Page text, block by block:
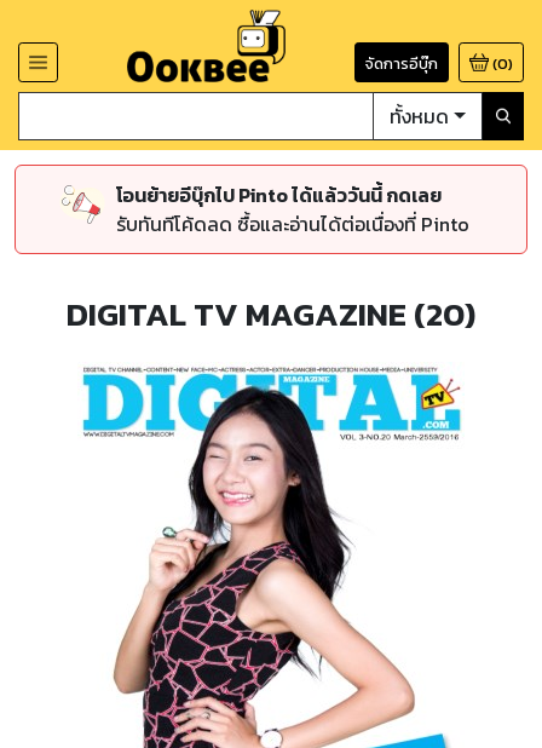
จัดการอีบุ๊ก (0)
ทั้งหมด
โอนย้ายอีบุ๊กไป Pinto ได้แล้ววันนี้ กดเลย
รับทันทีโค้ดลด ซื้อและอ่านได้ต่อเนื่องที่ Pinto
DIGITAL TV MAGAZINE (20)